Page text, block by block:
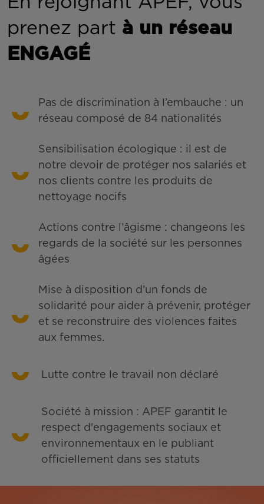
prenez part à un réseau
ENGAGÉ
Pas de discrimination à l’embauche : un
réseau composé de 84 nationalités
Sensibilisation écologique : il est de
notre devoir de protéger nos salariés et
nos clients contre les produits de
nettoyage nocifs
Actions contre l’âgisme : changeons les
regards de la société sur les personnes
âgées
Mise à disposition d’un fonds de
solidarité pour aider à prévenir, protéger
et se reconstruire des violences faites
aux femmes.
Lutte contre le travail non déclaré
Société à mission : APEF garantit le
respect d'engagements sociaux et
environnementaux en le publiant
officiellement dans ses statuts